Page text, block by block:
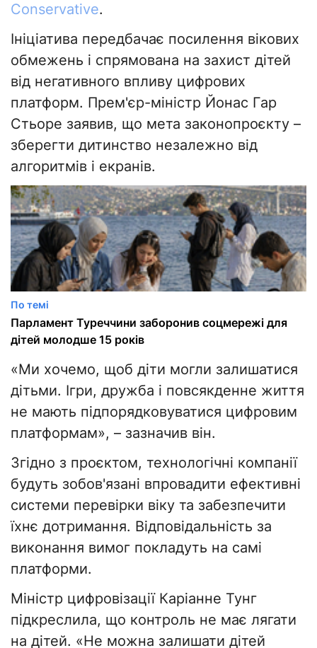
Conservative.
Ініціатива передбачає посилення вікових
обмежень і спрямована на захист дітей
від негативного впливу цифрових
платформ. Прем'єр-міністр Йонас Гар
Стьоре заявив, що мета законопроєкту –
зберегти дитинство незалежно від
алгоритмів і екранів.
По темі
Парламент Туреччини заборонив соцмережі для
дітей молодше 15 років
«Ми хочемо, щоб діти могли залишатися
дітьми. Ігри, дружба і повсякденне життя
не мають підпорядковуватися цифровим
платформам», – зазначив він.
Згідно з проєктом, технологічні компанії
будуть зобов'язані впровадити ефективні
системи перевірки віку та забезпечити
їхнє дотримання. Відповідальність за
виконання вимог покладуть на самі
платформи.
Міністр цифровізації Каріанне Тунг
підкреслила, що контроль не має лягати
на дітей. «Не можна залишати дітей